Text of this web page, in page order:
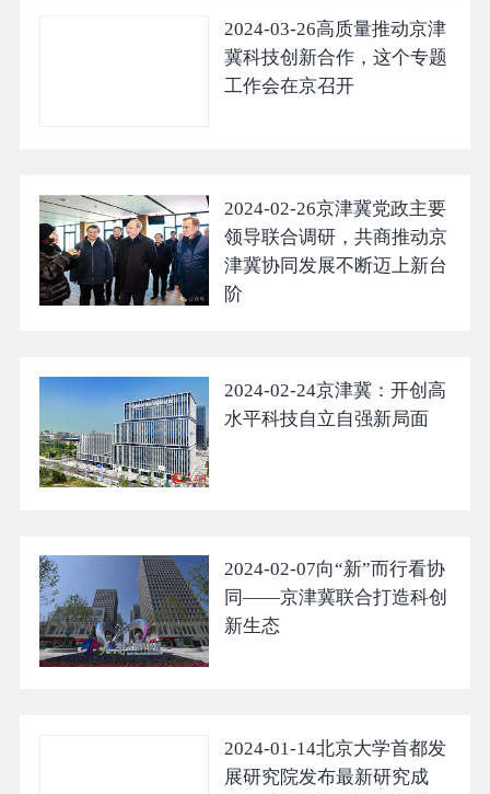
2024-03-26高质量推动京津
冀科技创新合作，这个专题
工作会在京召开
2024-02-26京津冀党政主要
领导联合调研，共商推动京
津冀协同发展不断迈上新台
阶
2024-02-24京津冀：开创高
水平科技自立自强新局面
2024-02-07向“新”而行看协
同——京津冀联合打造科创
新生态
2024-01-14北京大学首都发
展研究院发布最新研究成